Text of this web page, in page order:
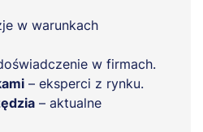
w warunkach
w firmach.
– eksperci z rynku.
– aktualne